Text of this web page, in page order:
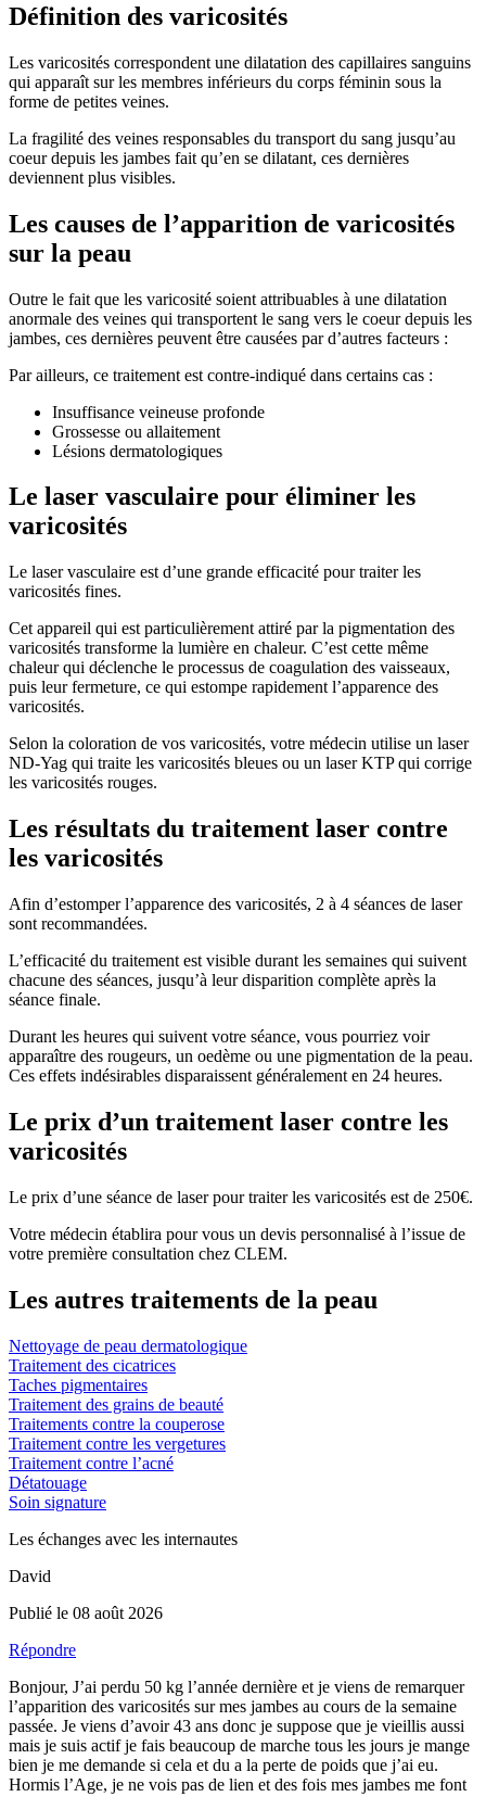
Définition des varicosités
Les varicosités correspondent une dilatation des capillaires sanguins
qui apparaît sur les membres inférieurs du corps féminin sous la
forme de petites veines.
La fragilité des veines responsables du transport du sang jusqu’au
coeur depuis les jambes fait qu’en se dilatant, ces dernières
deviennent plus visibles.
Les causes de l’apparition de varicosités
sur la peau
Outre le fait que les varicosité soient attribuables à une dilatation
anormale des veines qui transportent le sang vers le coeur depuis les
jambes, ces dernières peuvent être causées par d’autres facteurs :
Par ailleurs, ce traitement est contre-indiqué dans certains cas :
Insuffisance veineuse profonde
Grossesse ou allaitement
Lésions dermatologiques
Le laser vasculaire pour éliminer les
varicosités
Le laser vasculaire est d’une grande efficacité pour traiter les
varicosités fines.
Cet appareil qui est particulièrement attiré par la pigmentation des
varicosités transforme la lumière en chaleur. C’est cette même
chaleur qui déclenche le processus de coagulation des vaisseaux,
puis leur fermeture, ce qui estompe rapidement l’apparence des
varicosités.
Selon la coloration de vos varicosités, votre médecin utilise un laser
ND-Yag qui traite les varicosités bleues ou un laser KTP qui corrige
les varicosités rouges.
Les résultats du traitement laser contre
les varicosités
Afin d’estomper l’apparence des varicosités, 2 à 4 séances de laser
sont recommandées.
L’efficacité du traitement est visible durant les semaines qui suivent
chacune des séances, jusqu’à leur disparition complète après la
séance finale.
Durant les heures qui suivent votre séance, vous pourriez voir
apparaître des rougeurs, un oedème ou une pigmentation de la peau.
Ces effets indésirables disparaissent généralement en 24 heures.
Le prix d’un traitement laser contre les
varicosités
Le prix d’une séance de laser pour traiter les varicosités est de 250€.
Votre médecin établira pour vous un devis personnalisé à l’issue de
votre première consultation chez CLEM.
Les autres traitements de la peau
Nettoyage de peau dermatologique
Traitement des cicatrices
Taches pigmentaires
Traitement des grains de beauté
Traitements contre la couperose
Traitement contre les vergetures
Traitement contre l’acné
Détatouage
Soin signature
Les échanges avec les internautes
David
Publié le 08 août 2026
Répondre
Bonjour, J’ai perdu 50 kg l’année dernière et je viens de remarquer
l’apparition des varicosités sur mes jambes au cours de la semaine
passée. Je viens d’avoir 43 ans donc je suppose que je vieillis aussi
mais je suis actif je fais beaucoup de marche tous les jours je mange
bien je me demande si cela et du a la perte de poids que j’ai eu.
Hormis l’Age, je ne vois pas de lien et des fois mes jambes me font